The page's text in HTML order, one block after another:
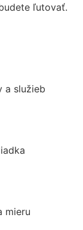
ľutovať.
a služieb
mieru